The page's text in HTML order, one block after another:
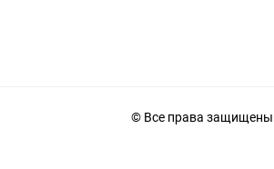
© Все права